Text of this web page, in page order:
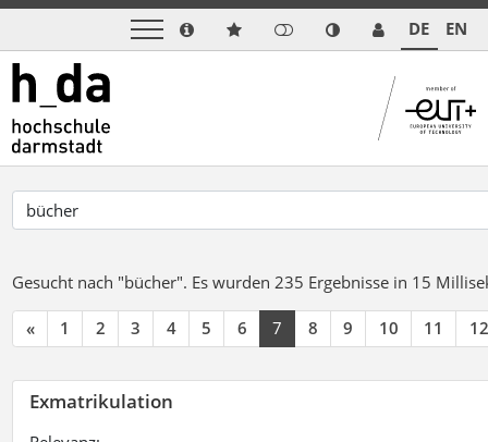
DE EN
Gesucht nach "bücher". Es wurden 235 Ergebnisse in 15
« 1 2 3 4 5 6 7 8 9 10 11 12
Exmatrikulation